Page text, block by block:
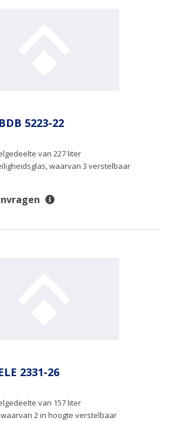
5223-22
van 227 liter
waarvan 3 verstelbaar
2331-26
van 157 liter
2 in hoogte verstelbaar